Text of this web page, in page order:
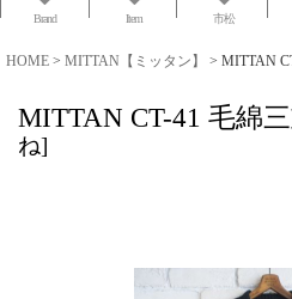
Brand Item 市松
HOME > MITTAN【ミッタン】 > MITTAN
MITTAN CT-41 毛綿
ね]